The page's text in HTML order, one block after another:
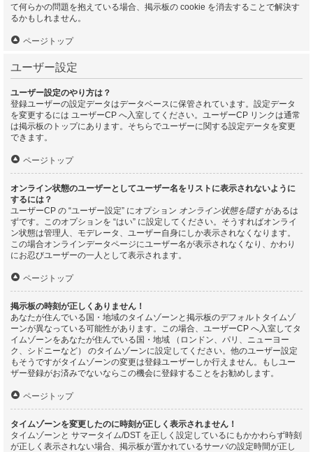
て何らかの問題を抱えている場合、掲示板の cookie を消去することで解決す
るかもしれません。
ページトップ
ユーザー設定
ユーザー設定のやり方は？
登録ユーザーの設定データはデータベースに保管されています。設定データ
を変更するには ユーザーCP へ入室してください。ユーザーCP リンクは通常
は掲示板のトップにあります。そちらでユーザーに関する設定データを変更
できます。
ページトップ
オンライン状態のユーザーとしてユーザー名をリストに表示されないように
するには？
ユーザーCP の “ユーザー設定” にオプション オンライン状態を隠すがあるは
ずです。このオプションを “はい” に設定してください。そうすればオンライ
ン状態は管理人、モデレータ、ユーザー自身にしか表示されなくなります。
この場合オンラインデータページにユーザー名が表示されなくなり、かわり
にお忍びユーザーの一人として表示されます。
ページトップ
掲示板の時刻が正しくありません！
あなたが住んでいる国・地域のタイムゾーンと掲示板のデフォルトタイムゾ
ーンが異なっている可能性があります。この場合、ユーザーCP へ入室してタ
イムゾーンをあなたが住んでいる国・地域 （ロンドン、パリ、ニューヨー
ク、シドニーなど） のタイムゾーンに設定してください。他のユーザー設定
もそうですがタイムゾーンの変更は登録ユーザーしか行えません。もしユー
ザー登録がお済みでないならこの機会に登録することをお勧めします。
ページトップ
タイムゾーンを変更したのに時刻が正しく表示されません！
タイムゾーンと サマータイム/DST を正しく設定しているにもかかわらず時刻
が正しく表示されない場合、掲示板が置かれているサーバの設定時間が正し